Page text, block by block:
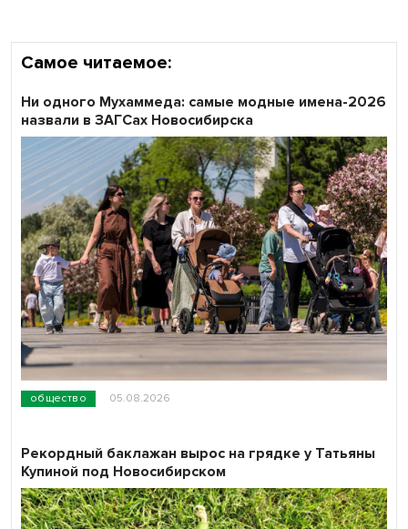
Самое читаемое:
общество 05.08.2026
Ни одного Мухаммеда: самые модные имена-2026
назвали в ЗАГСах Новосибирска
Рекордный баклажан вырос на грядке у Татьяны
Купиной под Новосибирском